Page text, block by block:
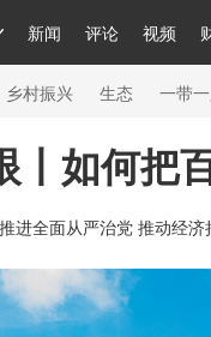
新闻 评论 视频
习近平 联播+ 中国
片库 栏目大全 节目单
海外频道 iPanda
乡村振兴 生态 一带
产党员网 秧纪录 纪
经济 军事 科技
热解读 天天学习
丨如何把
进全面从严治党 推动经